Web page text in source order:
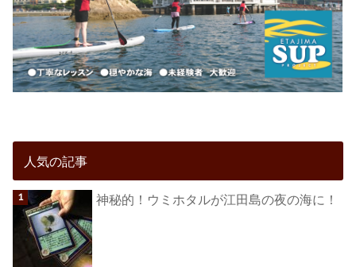
人気の記事
神秘的！ウミホタルが江田島の夜の海に！